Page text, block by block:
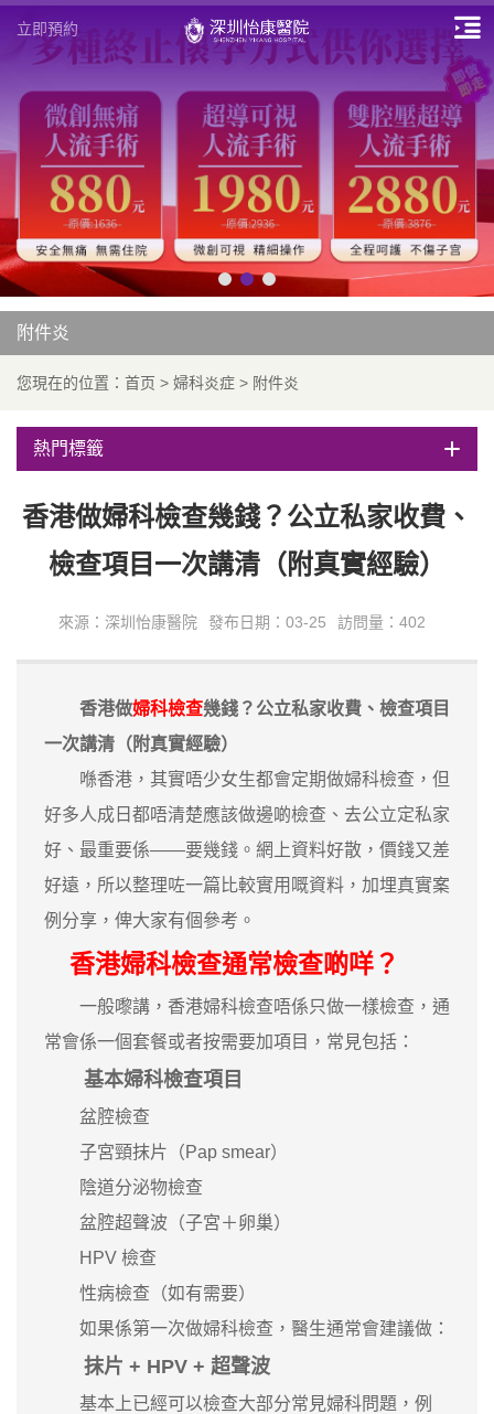
立即預約
附件炎
您現在的位置： 首页 > 婦科炎症 > 附件炎
熱門標籤
香港做婦科檢查幾錢？公立私家收費、
檢查項目一次講清（附真實經驗）
來源：深圳怡康醫院 發布日期：03-25 訪問量：402
香港做婦科檢查幾錢？公立私家收費、檢查項目
一次講清（附真實經驗）
喺香港，其實唔少女生都會定期做婦科檢查，但
好多人成日都唔清楚應該做邊啲檢查、去公立定私家
好、最重要係——要幾錢。網上資料好散，價錢又差
好遠，所以整理咗一篇比較實用嘅資料，加埋真實案
例分享，俾大家有個參考。
香港婦科檢查通常檢查啲咩？
一般嚟講，香港婦科檢查唔係只做一樣檢查，通
常會係一個套餐或者按需要加項目，常見包括：
基本婦科檢查項目
盆腔檢查
子宮頸抹片（Pap smear）
陰道分泌物檢查
盆腔超聲波（子宮＋卵巢）
HPV 檢查
性病檢查（如有需要）
如果係第一次做婦科檢查，醫生通常會建議做：
抹片 + HPV + 超聲波
基本上已經可以檢查大部分常見婦科問題，例